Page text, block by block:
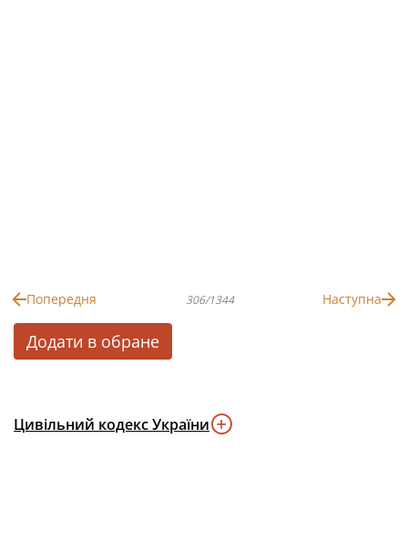
Попередня 306/1344 Наступна
Додати в обране
Цивільний кодекс України